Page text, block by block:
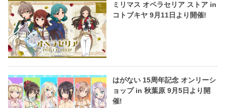
ミリマス オペラセリア ストア in
コトブキヤ 9月11日より開催!
はがない 15周年記念 オンリーシ
ョップ in 秋葉原 9月5日より開
催!